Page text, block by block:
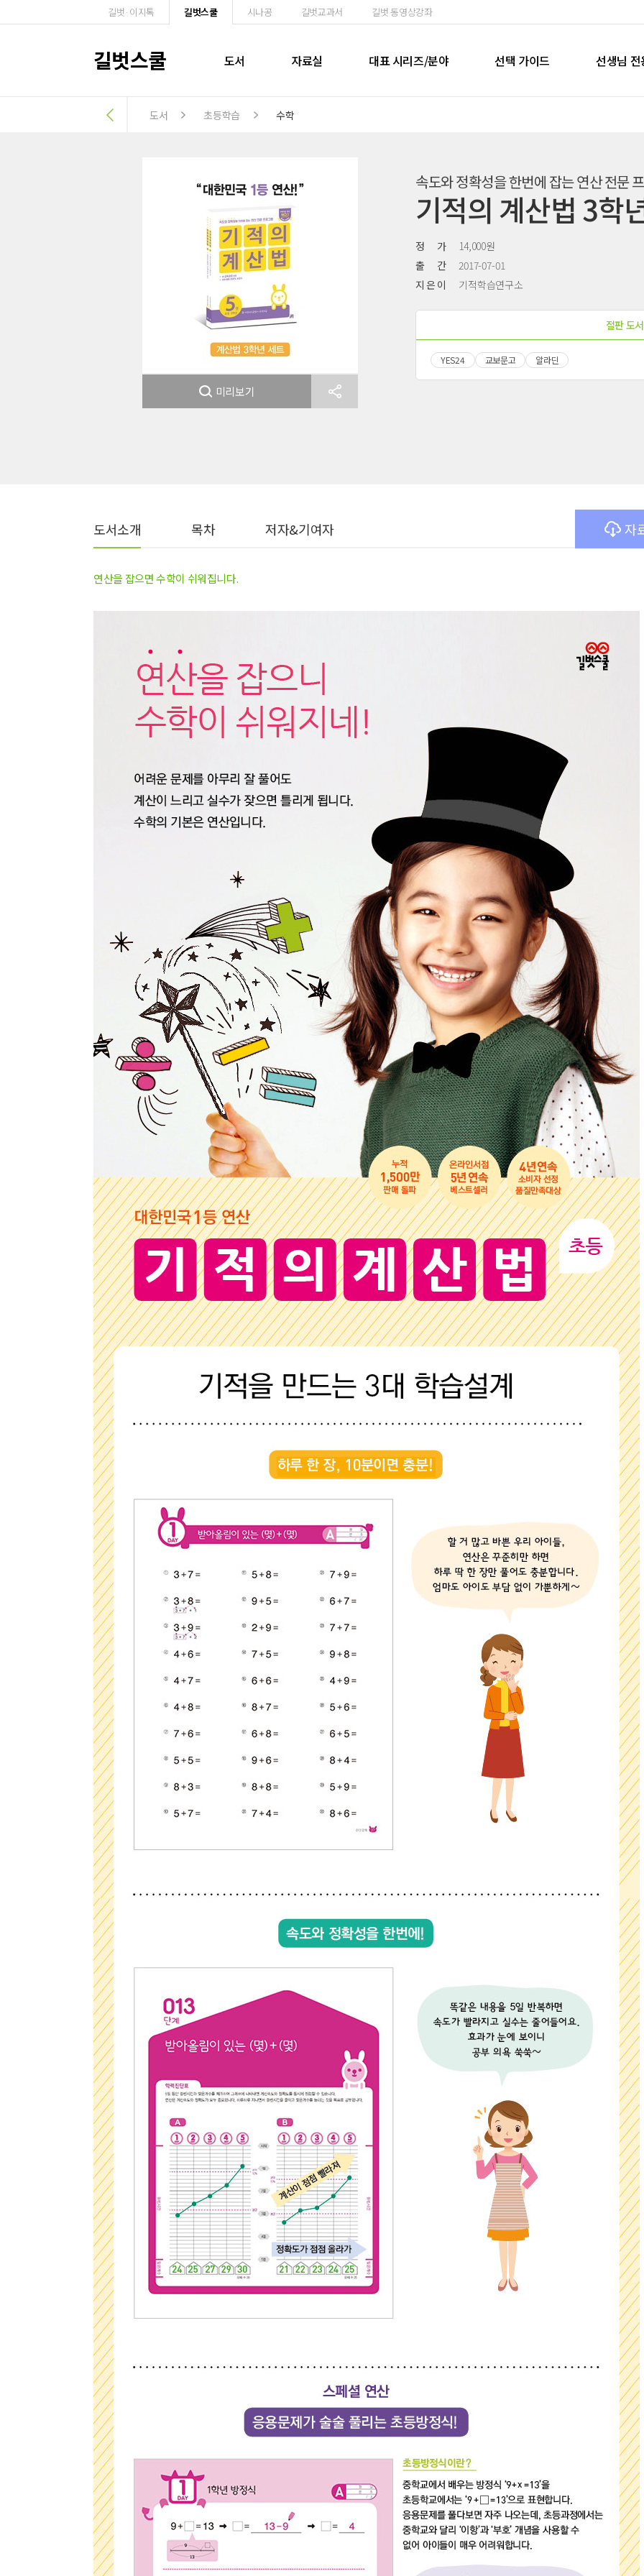
길벗·이지톡 길벗스쿨 시나공 길벗교과서 길벗 동영상강좌
길벗스쿨 도서 자료실 대표 시리즈/분야 선택 가이드 선생님 전
도서 초등학습 수학
미리보기
속도와 정확성을 한번에 잡는 연산 전문
기적의 계산법 3학
정 가 14,000원
출 간
2017-07-01
지 은 이
기적학습연구소
절판 도
YES24 교보문고 알라딘
도서소개 목차 저자&기여자 자
연산을 잡으면 수학이 쉬워집니다.
URL
인증도서 기적의 계산법 3학년 세트 - 전2권
ISBN
*
부가기호 확인하는 방법
종이책 :
도서 뒷표지 아래쪽에 있는 바코드의 오른쪽 위 숫자
전자책(eBook) :
전자책 앞 또는 뒷부분의 판권면 (발행인, 담당 편집자 등을 표시하는 곳) 중 ISBN
에 표기(예: 979-11-6050-407-1 05320로 된 곳의 뒤 다섯 자리 숫자 05320)
등록
*
문의도서 기적의 계산법 3학년 세트 - 전2권
* 여러 쪽이면 쉼표(,)로 구분해서 입력하세요.
*
*
찾아보기
문의하기
최근 이용 자료
내 문의/답변
관심 도서
동영상 강좌